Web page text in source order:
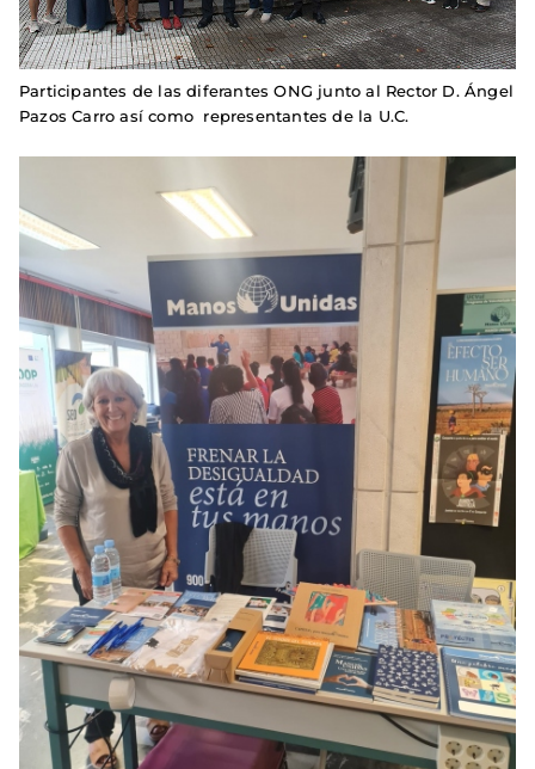
Participantes de las diferantes ONG junto al Rector​​ D. Ángel
Pazos Carro así como representantes de la U.C.